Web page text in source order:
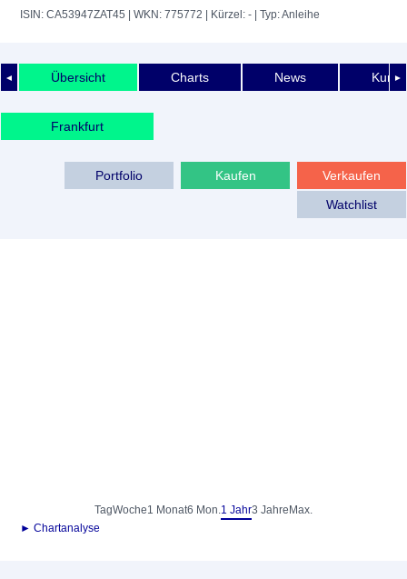
ISIN: CA53947ZAT45 | WKN: 775772 | Kürzel: - | Typ: Anleihe
◄ ►
Übersicht Charts News
Frankfurt
Verkaufen
Kaufen
Portfolio
Watchlist
TagWoche1 Monat6 Mon.1 Jahr3 Jahre Max.
► Chartanalyse